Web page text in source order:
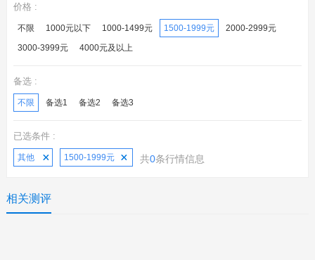
后处理系列
价格 :
不限 1000元以下 1000-1499元 1500-1999元
2000-2999元
3000-3999元
4000元及以上
备选 :
不限 备选1 备选2 备选3
已选条件 :
其他 1500-1999元 共0条行情信息
相关测评